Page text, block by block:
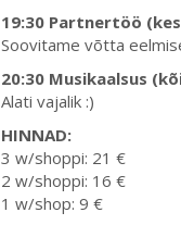
19:30 Partnertöö
Soovitame võtta
20:30 Musikaalsus
Alati vajalik :)
HINNAD:
3 w/shoppi: 21 €
2 w/shoppi: 16 €
1 w/shop: 9 €